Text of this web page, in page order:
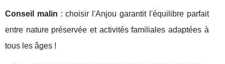
Conseil malin : choisir l'Anjou garantit l'équilibre parfait
entre nature préservée et activités familiales adaptées à
tous les âges !